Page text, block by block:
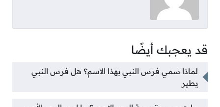
قد يعجبك أيضًا
لماذا سمي فرس النبي بهذا الاسم؟ هل فرس النبي
يطير